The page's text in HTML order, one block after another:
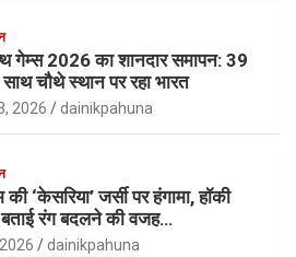
गेम्स 2026 का शानदार समापन: 39
चौथे स्थान पर रहा भारत
2026 dainikpahuna
की ‘केसरिया’ जर्सी पर हंगामा, हॉकी
बताई रंग बदलने की वजह…
dainikpahuna